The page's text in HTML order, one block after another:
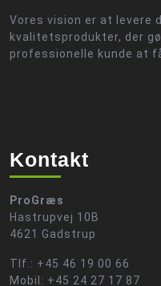
Vores vision er at levere
kvalitetsprodukter, der
professionelle kunde at
Kontakt
ProGræs
Hastrupvej 10B
4621 Gadstrup
Tlf.: +45 46 19 00 66
Mobil: +45 24 27 17 87